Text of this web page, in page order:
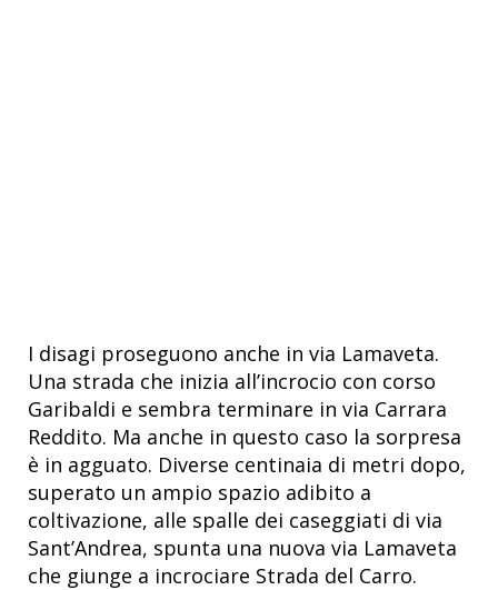
I disagi proseguono anche in via Lamaveta.
Una strada che inizia all’incrocio con corso
Garibaldi e sembra terminare in via Carrara
Reddito. Ma anche in questo caso la sorpresa
è in agguato. Diverse centinaia di metri dopo,
superato un ampio spazio adibito a
coltivazione, alle spalle dei caseggiati di via
Sant’Andrea, spunta una nuova via Lamaveta
che giunge a incrociare Strada del Carro.